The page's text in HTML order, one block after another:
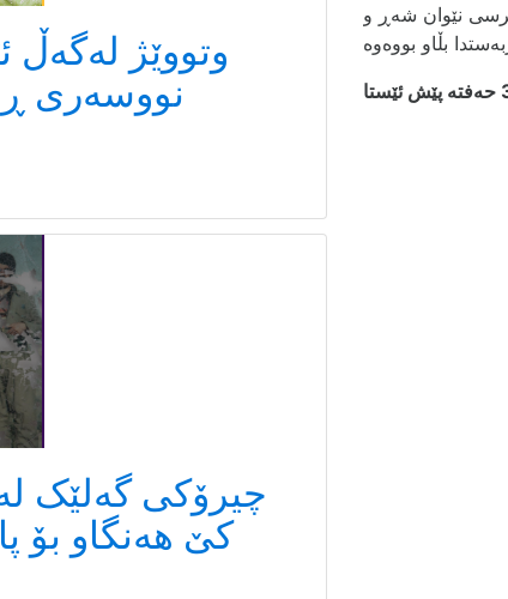
وتووێژ لەگەڵ
نووسەری
چیرۆکی گەلێک
کێ هەنگاو بۆ
نێوان شەڕ و
ئێستا